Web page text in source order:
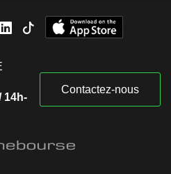
14h-
Contactez-nous